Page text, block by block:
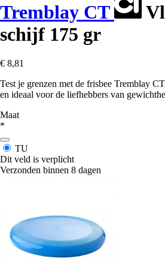
Tremblay CT
schijf 175 gr
€ 8,81
Test je grenzen met de frisbee Tremblay
en ideaal voor de liefhebbers van
Maat
*
TU
Dit veld is verplicht
Verzonden binnen 8 dagen